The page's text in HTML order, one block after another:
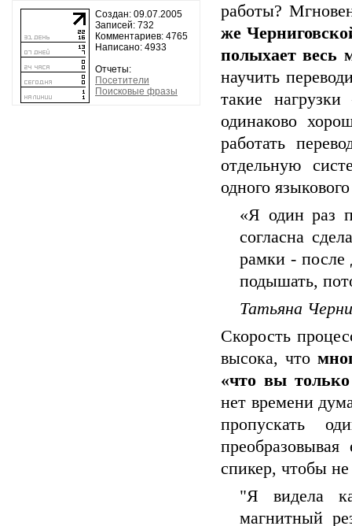
Создан: 09.07.2005
Записей: 732
Комментариев: 4765
Написано: 4933
Отчеты:
Посетители
Поисковые фразы
работы?
же
полыхает весь
научить
такие
одинаково
работать
отдельную
одного
«Я один раз
согласна
рамки - после
подышать,
Татьяна
Скорость
высока, что
«что вы
нет времени
пропускать
спикер, чтобы не
"Я видела
магнитный